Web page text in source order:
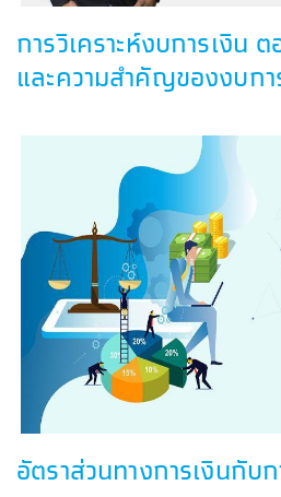
การวิเคราะห์งบการเงิน
และความสำคัญของงบกา
อัตราส่วนทางการเงินกับ